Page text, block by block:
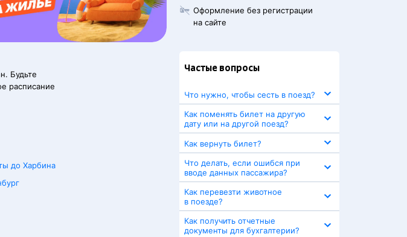
Будьте
расписание
до Харбина
Оформление без регистрации
на сайте
Частые вопросы
Что нужно, чтобы сесть в поезд?
Как поменять билет на другую
дату или на другой поезд?
Как вернуть билет?
Что делать, если ошибся при
вводе данных пассажира?
Как перевезти животное
в поезде?
Как получить отчетные
документы для бухгалтерии?